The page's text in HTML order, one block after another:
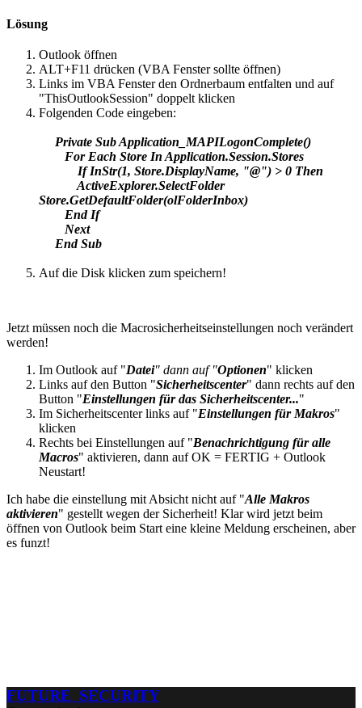
Lösung
Outlook öffnen
ALT+F11 drücken (VBA Fenster sollte öffnen)
Links im VBA Fenster den Ordnerbaum entfalten und auf
"ThisOutlookSession" doppelt klicken
Folgenden Code eingeben:
Private Sub Application_MAPILogonComplete()
For Each Store In Application.Session.Stores
If InStr(1, Store.DisplayName, "@") > 0 Then
ActiveExplorer.SelectFolder
Store.GetDefaultFolder(olFolderInbox)
End If
Next
End Sub
Auf die Disk klicken zum speichern!
Jetzt müssen noch die Macrosicherheitseinstellungen noch verändert
werden!
Im Outlook auf "Datei" dann auf "Optionen" klicken
Links auf den Button "Sicherheitscenter" dann rechts auf den
Button "Einstellungen für das Sicherheitscenter..."
Im Sicherheitscenter links auf "Einstellungen für Makros"
klicken
Rechts bei Einstellungen auf "Benachrichtigung für alle
Macros" aktivieren, dann auf OK = FERTIG + Outlook
Neustart!
Ich habe die einstellung mit Absicht nicht auf "Alle Makros
aktivieren" gestellt wegen der Sicherheit! Klar wird jetzt beim
öffnen von Outlook beim Start eine kleine Meldung erscheinen, aber
es funzt!
FUTURE SECURITY